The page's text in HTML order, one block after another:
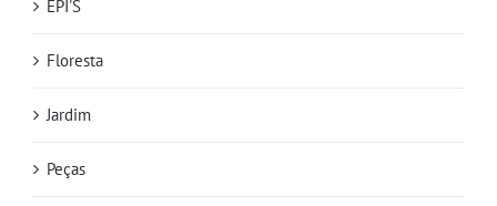
EPI'S
Floresta
Jardim
Peças